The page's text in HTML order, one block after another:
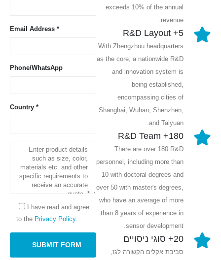
exceeds 10% of the annual
revenue.
5+ R&D Layout
With Zhengzhou headquarters
as the core, a nationwide R&D
and innovation system is
being established,
encompassing cities of
Shanghai, Wuhan, Shenzhen,
and Taiyuan.
180+ R&D Team
There are over 180 R&D
personnel, including more than
10 with doctoral degrees and
over 50 with master's degrees,
who have an average of more
than 8 years of experience in
sensor development.
20+ סוגי ניסויים
סביבת אקלים הקשורה לגז,
Email Address *
Phone/WhatsApp
Country *
I have read and agree
to the Privacy Policy.